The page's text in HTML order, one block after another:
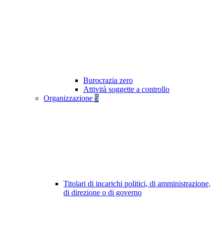
Burocrazia zero
Attività soggette a controllo
Organizzazione 5
Titolari di incarichi politici, di amministrazione,
di direzione o di governo